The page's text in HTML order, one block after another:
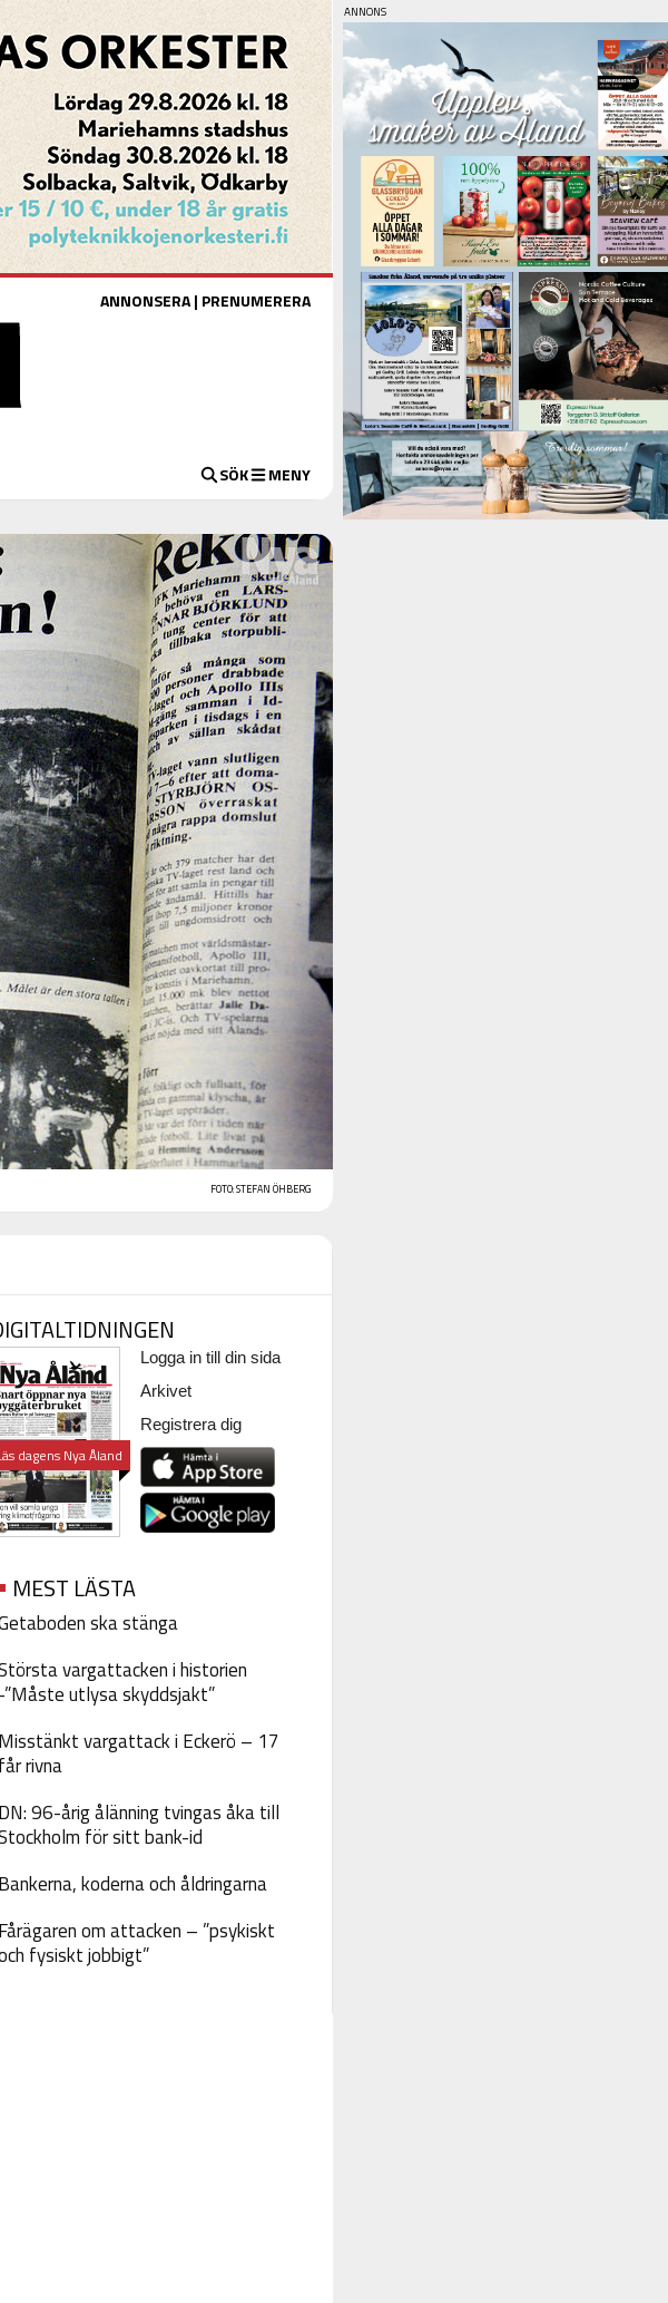
ANNONSERA| PRENUMERERA
SÖK MENY
FOTO: STEFAN ÖHBERG
dagens Nya Åland
Logga in till din sida
Arkivet
Registrera dig
MEST LÄSTA
ska stänga
vargattacken i historien
-”Måste utlysa skyddsjakt”
Misstänkt vargattack i Eckerö – 17
får rivna
DN: 96-årig ålänning tvingas åka till
för sitt bank-id
Bankerna, koderna och åldringarna
Fårägaren om attacken – ”psykiskt
fysiskt jobbigt”